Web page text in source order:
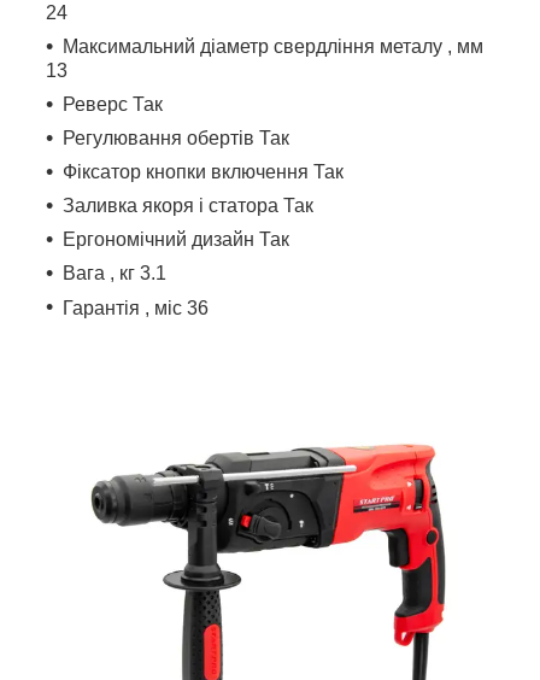
24
Максимальний діаметр свердління металу , мм
13
Реверс Так
Регулювання обертів Так
Фіксатор кнопки включення Так
Заливка якоря і статора Так
Ергономічний дизайн Так
Вага , кг 3.1
Гарантія , міс 36